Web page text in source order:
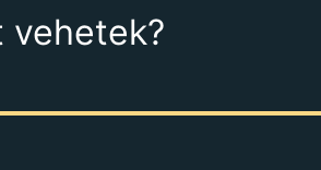
vehetek?